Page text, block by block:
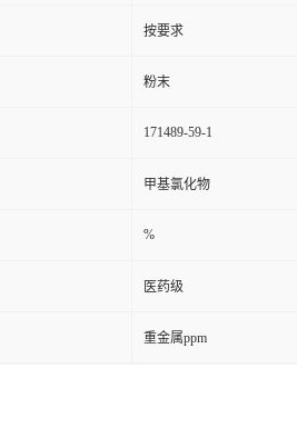
按要求
粉末
171489-59-1
甲基氯化物
%
医药级
重金属ppm